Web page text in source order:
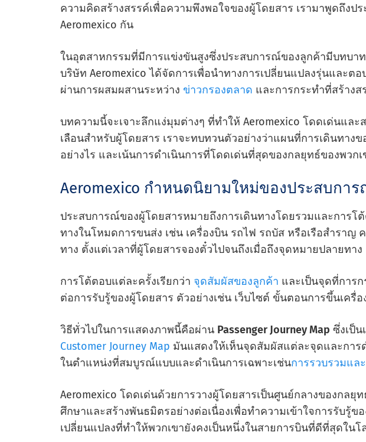
ความคิดสร้างสรรค์เพื่อความพึงพอใจของผู้โดยสาร เรามาพูดถึงป
Aeromexico กัน
ในอุตสาหกรรมที่มีการแข่งขันสูงซึ่งประสบการณ์ของลูกค้ามีบทบา
บริษัท Aeromexico ได้จัดการเพื่อนําทางการเปลี่ยนแปลงรุ่นและต
ผ่านการผสมผสานระหว่าง ข่าวกรองตลาด และการกระทําที่สร้างส
บทความนี้จะเจาะลึกแง่มุมต่างๆ ที่ทําให้ Aeromexico โดดเด่นและ
เลือนสําหรับผู้โดยสาร เราจะทบทวนตัวอย่างว่าแผนที่การเดินทาง
อย่างไร และเน้นการดําเนินการที่โดดเด่นที่สุดของกลยุทธ์ของพวก
Aeromexico กําหนดนิยามใหม่ของประสบการ
ประสบการณ์ของผู้โดยสารหมายถึงการเดินทางโดยรวมและการ
ทางในโหมดการขนส่ง เช่น เครื่องบิน รถไฟ รถบัส หรือเรือสําราญ
ทาง ตั้งแต่เวลาที่ผู้โดยสารจองตั๋วไปจนถึงเมื่อถึงจุดหมายปลายทาง
การโต้ตอบแต่ละครั้งเรียกว่า จุดสัมผัสของลูกค้า และเป็นจุดที่การ
ต่อการรับรู้ของผู้โดยสาร ตัวอย่างเช่น เว็บไซต์ ขั้นตอนการขึ้นเครื่
วิธีทั่วไปในการแสดงภาพนี้คือผ่าน Passenger Journey Map ซึ่งเป็
Customer Journey Map มันแสดงให้เห็นจุดสัมผัสแต่ละจุดและการ
ในตําแหน่งที่สมบูรณ์แบบและดําเนินการเฉพาะเช่นการรวบรวมแล
Aeromexico โดดเด่นด้วยการวางผู้โดยสารเป็นศูนย์กลางของกลยุ
ศึกษาและสร้างพันธมิตรอย่างต่อเนื่องเพื่อทําความเข้าใจการรับรู้ข
เปลี่ยนแปลงที่ทําให้พวกเขายังคงเป็นหนึ่งในสายการบินที่ดีที่สุดในโ